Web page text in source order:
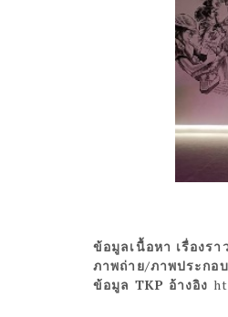
ข้อมูลเนื้อหา เรื่องรา
ภาพถ่าย/ภาพประกอ
ข้อมูล TKP อ้างอิง